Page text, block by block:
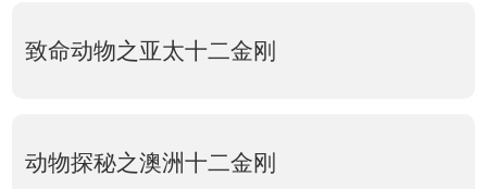
致命动物之亚太十二金刚
动物探秘之澳洲十二金刚